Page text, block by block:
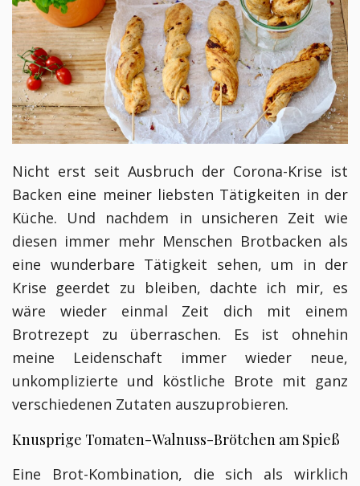
Nicht erst seit Ausbruch der Corona-Krise ist
Backen eine meiner liebsten Tätigkeiten in der
Küche. Und nachdem in unsicheren Zeit wie
diesen immer mehr Menschen Brotbacken als
eine wunderbare Tätigkeit sehen, um in der
Krise geerdet zu bleiben, dachte ich mir, es
wäre wieder einmal Zeit dich mit einem
Brotrezept zu überraschen. Es ist ohnehin
meine Leidenschaft immer wieder neue,
unkomplizierte und köstliche Brote mit ganz
verschiedenen Zutaten auszuprobieren.
Knusprige Tomaten-Walnuss-Brötchen am Spieß
Eine Brot-Kombination, die sich als wirklich